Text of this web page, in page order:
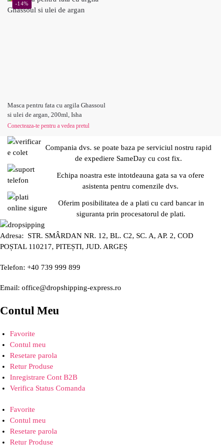
-14%
Masca pentru fata cu argila Ghassoul
si ulei de argan, 200ml, Isha
Conecteaza-te pentru a vedea pretul
Compania dvs. se poate baza pe serviciul nostru rapid
de expediere SameDay cu cost fix.
Echipa noastra este intotdeauna gata sa va ofere
asistenta pentru comenzile dvs.
Oferim posibilitatea de a plati cu card bancar in
siguranta prin procesatorul de plati.
Adresa: STR. SMÂRDAN NR. 12, BL. C2, SC. A, AP. 2, COD
POȘTAL 110217, PITEȘTI, JUD. ARGEȘ
Telefon: +40 739 999 899
Email: office@dropshipping-express.ro
Contul Meu
Favorite
Contul meu
Resetare parola
Retur Produse
Inregistrare Cont B2B
Verifica Status Comanda
Favorite
Contul meu
Resetare parola
Retur Produse